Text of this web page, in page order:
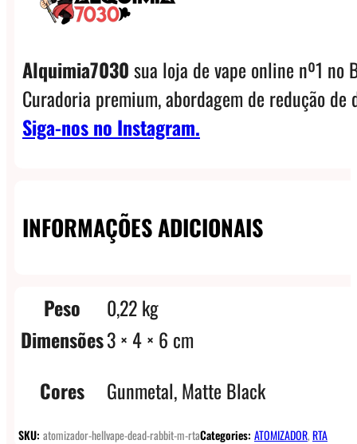
Alquimia7030sua loja de vape online nº1 no
Curadoria premium, abordagem de redução
Siga-nos no Instagram.
INFORMAÇÕES ADICIONAIS
Peso
0,22 kg
Dimensões3 × 4 × 6 cm
Cores
Gunmetal, Matte Black
SKU: atomizador-hellvape-dead-rabbit-m-rtaCategories: ATOMIZADOR,RTA